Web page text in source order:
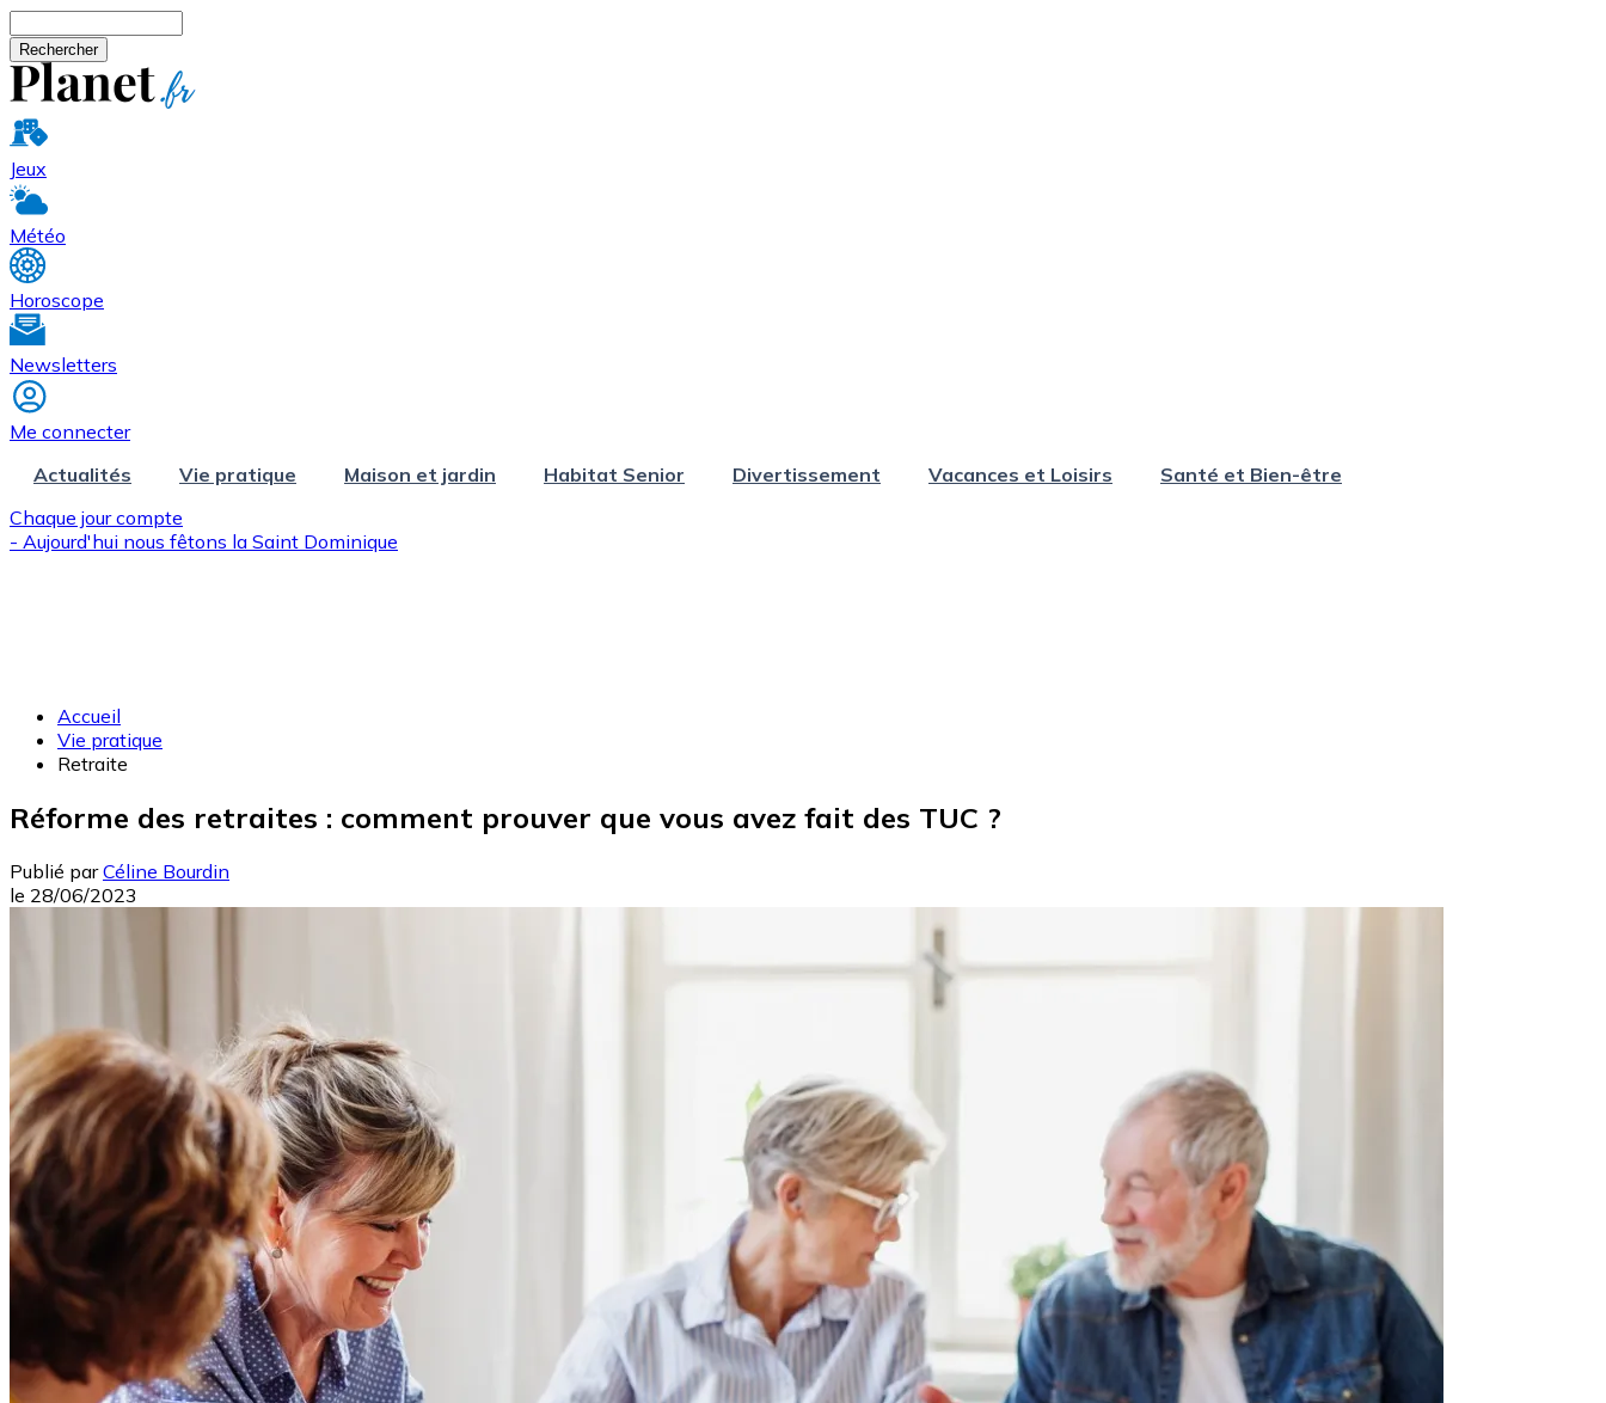
Jeux
Météo
Horoscope
Newsletters
Me connecter
Actualités
Vie pratique Maison et jardin Habitat Senior Divertissement Vacances et Loisirs
Santé et Bien-être
Chaque jour compte
- Aujourd'hui nous fêtons la Saint Dominique
Accueil
Vie pratique
Retraite
Réforme des retraites : comment prouver que vous avez fait des TUC ?
Publié par Céline Bourdin
le 28/06/2023